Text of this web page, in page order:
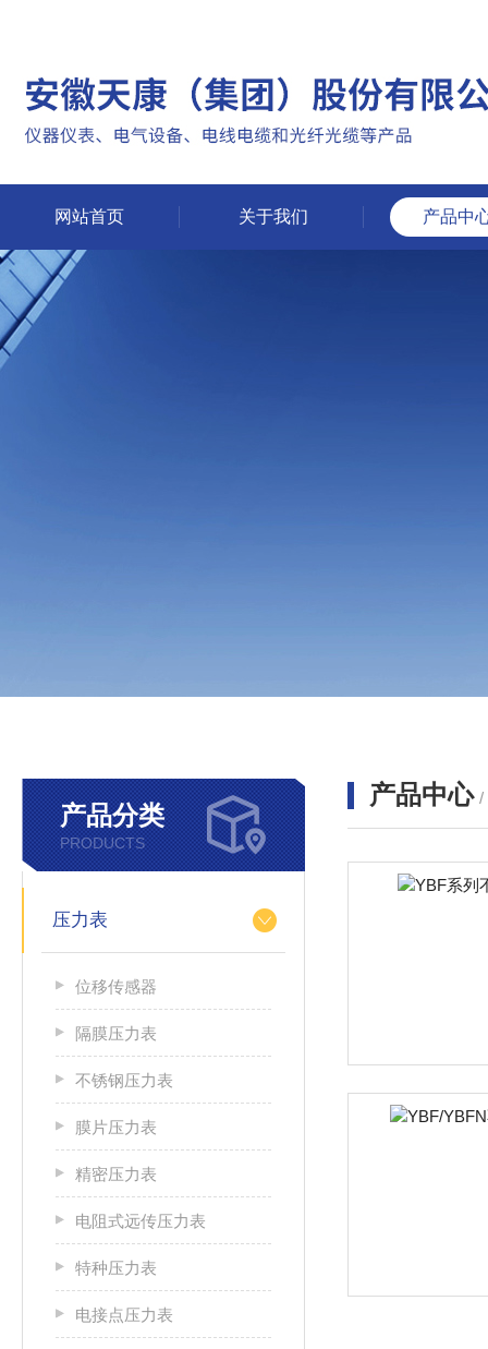
网站首页 关于我们 产品中
产品分类
PRODUCTS
压力表
位移传感器
隔膜压力表
不锈钢压力表
膜片压力表
精密压力表
电阻式远传压力表
特种压力表
电接点压力表
产品中心 /